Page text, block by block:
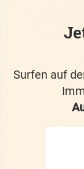
Surfen auf